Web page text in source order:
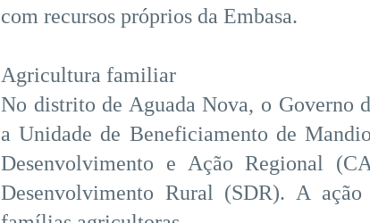
com recursos próprios da Embasa.
Agricultura familiar
No distrito de Aguada Nova, o Governo
a Unidade de Beneficiamento de
Desenvolvimento e Ação Regional
Desenvolvimento Rural (SDR). A